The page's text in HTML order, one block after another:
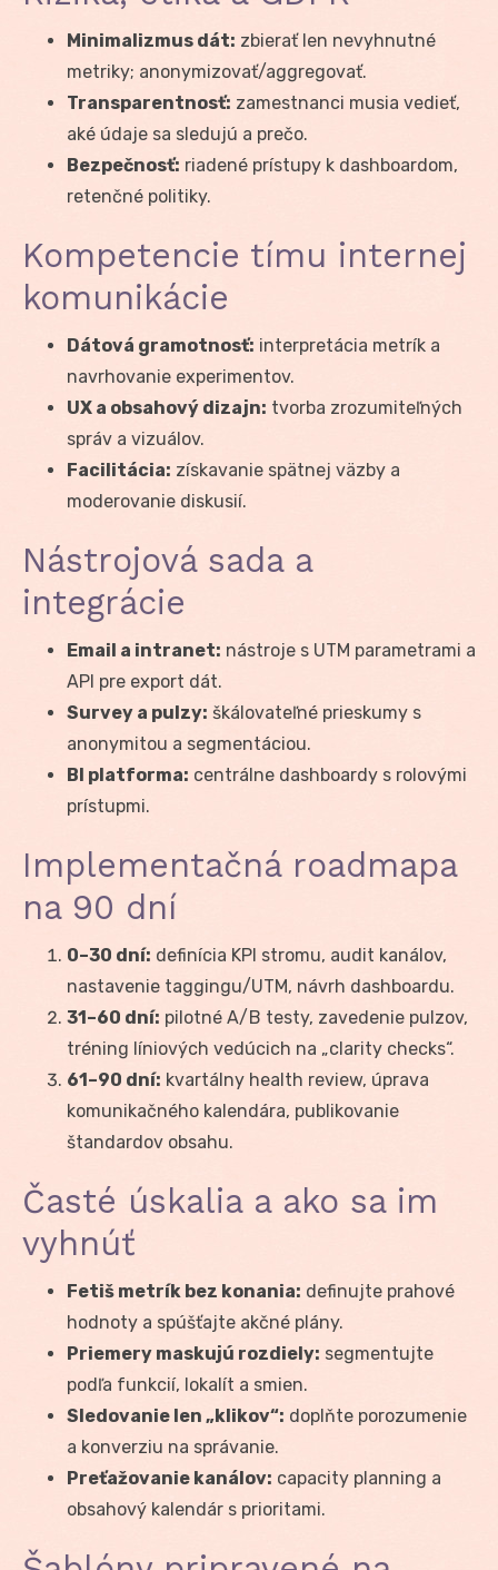
Minimalizmus dát: zbierať len nevyhnutné
metriky; anonymizovať/aggregovať.
Transparentnosť: zamestnanci musia vedieť,
aké údaje sa sledujú a prečo.
Bezpečnosť: riadené prístupy k dashboardom,
retenčné politiky.
Kompetencie tímu internej
komunikácie
Dátová gramotnosť: interpretácia metrík a
navrhovanie experimentov.
UX a obsahový dizajn: tvorba zrozumiteľných
správ a vizuálov.
Facilitácia: získavanie spätnej väzby a
moderovanie diskusií.
Nástrojová sada a
integrácie
Email a intranet: nástroje s UTM parametrami a
API pre export dát.
Survey a pulzy: škálovateľné prieskumy s
anonymitou a segmentáciou.
BI platforma: centrálne dashboardy s rolovými
prístupmi.
Implementačná roadmapa
na 90 dní
0–30 dní: definícia KPI stromu, audit kanálov,
nastavenie taggingu/UTM, návrh dashboardu.
31–60 dní: pilotné A/B testy, zavedenie pulzov,
tréning líniových vedúcich na „clarity checks“.
61–90 dní: kvartálny health review, úprava
komunikačného kalendára, publikovanie
štandardov obsahu.
Časté úskalia a ako sa im
vyhnúť
Fetiš metrík bez konania: definujte prahové
hodnoty a spúšťajte akčné plány.
Priemery maskujú rozdiely: segmentujte
podľa funkcií, lokalít a smien.
Sledovanie len „klikov“: doplňte porozumenie
a konverziu na správanie.
Preťažovanie kanálov: capacity planning a
obsahový kalendár s prioritami.